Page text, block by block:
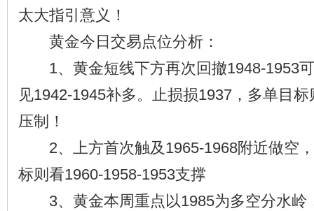
太大指引意义！
黄金今日交易点位分析：
1、黄金短线下方再次回撤1948-1953
见1942-1945补多。止损损1937，多单目
压制！
2、上方首次触及1965-1968附近做空，
标则看1960-1958-1953支撑
3、黄金本周重点以1985为多空分水岭